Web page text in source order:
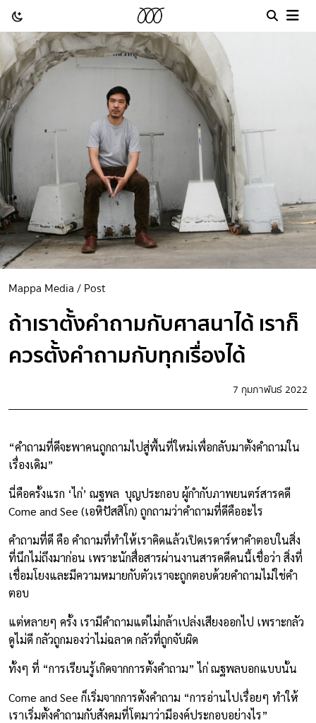
Mappa Media / Post
ถ้าเราตั้งคำถามกับศาสนาได้ เราก็
ควรตั้งคำถามกับทุกเรื่องได้
7 กุมภาพันธ์ 2022
“คำถามที่ดีจะพาคนถูกถามไปสู่พื้นที่ใหม่เพื่อกลับมาตั้งคำถามใน
เรื่องเดิม”
นี่คือครั้งแรก ‘ไก่’ ณฐพล บุญประกอบ ผู้กำกับภาพยนตร์สารคดี
Come and See (เอหิปัสสิโก) ถูกถามว่าคำถามที่ดีคืออะไร
คำถามที่ดี คือ คำถามที่ทำให้เราคิดแล้วเปิดเรดาร์หาคำตอบในสิ่ง
ที่นึกไม่ถึงมาก่อน เพราะนักสื่อสารผ่านงานสารคดีคนนี้เชื่อว่า สิ่งที่
เชื่อมโยงและมีความหมายกับตัวเราจะถูกตอบด้วยคำถามไม่ใช่คำ
ตอบ
แต่หลายๆ ครั้ง เรามีคำถามแต่ไม่กล้าเปล่งเสียงออกไป เพราะกลัว
ดูไม่ดี กลัวถูกมองว่าไม่ฉลาด กลัวที่ถูกจับผิด
ทั้งๆ ที่ “การเรียนรู้เกิดจากการตั้งคำถาม” ไก่ ณฐพลบอกแบบนั้น
Come and See ก็เริ่มจากการตั้งคำถาม “การอ่านไปเรื่อยๆ ทำให้
เราเริ่มตั้งคำถามกับสังคมที่โตมาว่ามีองค์ประกอบอย่างไร”